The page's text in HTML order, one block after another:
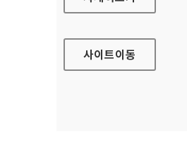
사이트이동